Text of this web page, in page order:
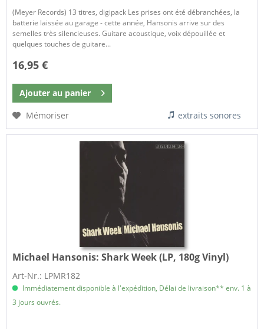
(Meyer Records) 13 titres, digipack Les prises ont été débranchées, la
batterie laissée au garage - cette année, Hansonis arrive sur des
semelles très silencieuses. Guitare acoustique, voix dépouillée et
quelques touches de guitare...
16,95 €
Ajouter au panier
Mémoriser
extraits sonores
Michael Hansonis:Shark Week (LP, 180g Vinyl)
Art-Nr.: LPMR182
Immédiatement disponible à l'expédition, Délai de livraison** env. 1 à
3 jours ouvrés.